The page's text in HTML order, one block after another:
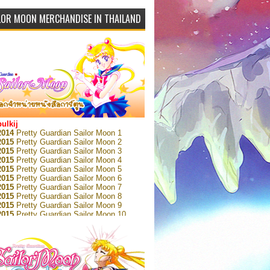
MOON MERCHANDISE IN THAILAND
Pretty Guardian Sailor Moon 1
Pretty Guardian Sailor Moon 2
Pretty Guardian Sailor Moon 3
Pretty Guardian Sailor Moon 4
Pretty Guardian Sailor Moon 5
Pretty Guardian Sailor Moon 6
Pretty Guardian Sailor Moon 7
Pretty Guardian Sailor Moon 8
Pretty Guardian Sailor Moon 9
Pretty Guardian Sailor Moon 10
Pretty Guardian Sailor Moon 11
Pretty Guardian Sailor Moon 12
Pretty Guardian Sailor Moon Short
1
Pretty Guardian Sailor Moon Short